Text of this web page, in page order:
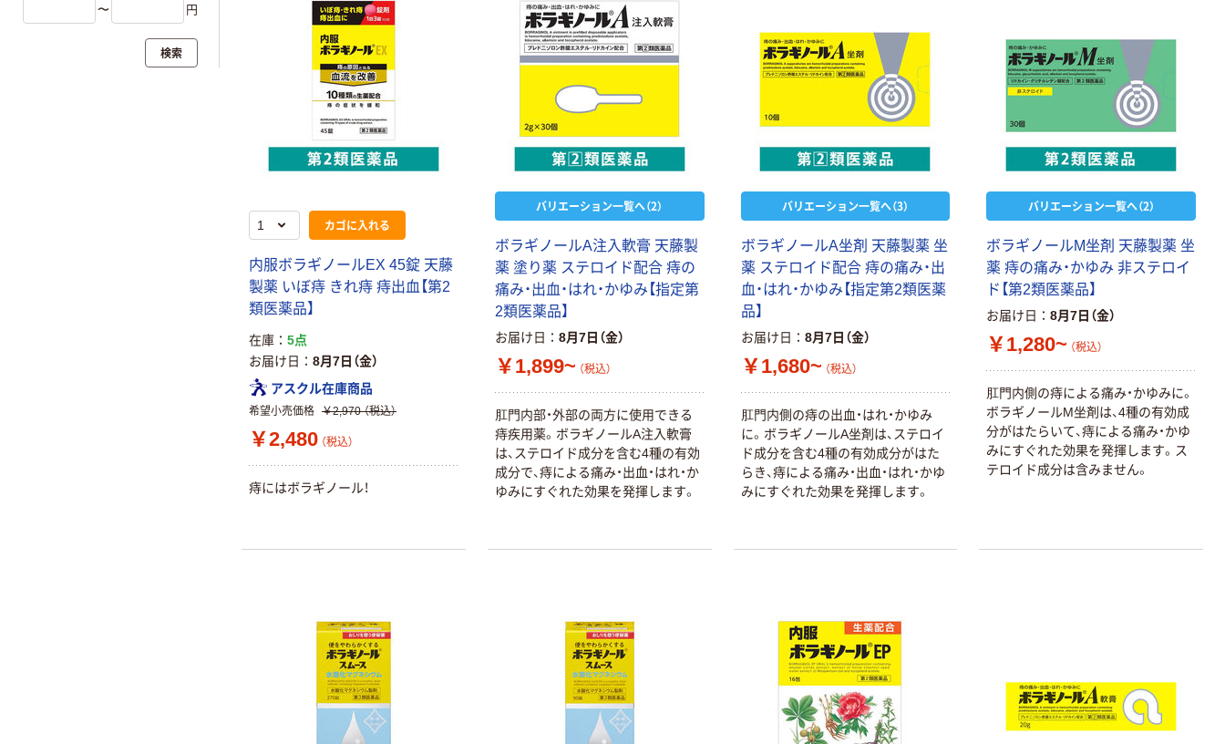
カゴに入れる
内服ボラギノールEX 45錠 天藤
製薬 いぼ痔 きれ痔 痔出血【第2
類医薬品】
在庫
5点
お届け日
8月7日（金）
アスクル在庫商品
希望小売価格 ￥2,970 （税込）
￥2,480 （税込）
痔にはボラギノール！
バリエーション一覧へ（2）
ボラギノールA注入軟膏 天藤製
薬 塗り薬 ステロイド配合 痔の
痛み・出血・はれ・かゆみ【指定第
2類医薬品】
お届け日 8月7日（金）
￥1,899~ （税込）
肛門内部・外部の両方に使用できる
痔疾用薬。ボラギノールA注入軟膏
は、ステロイド成分を含む4種の有効
成分で、痔による痛み・出血・はれ・か
ゆみにすぐれた効果を発揮します。
バリエーション一覧へ（3）
ボラギノールA坐剤 天藤製薬 坐
薬 ステロイド配合 痔の痛み・出
血・はれ・かゆみ【指定第2類医薬
品】
お届け日 8月7日（金）
￥1,680~ （税込）
肛門内側の痔の出血・はれ・かゆみ
に。ボラギノールA坐剤は、ステロイ
ド成分を含む4種の有効成分がはた
らき、痔による痛み・出血・はれ・かゆ
みにすぐれた効果を発揮します。
バリエーション一覧へ（2）
ボラギノールM坐剤 天藤製薬 坐
薬 痔の痛み・かゆみ 非ステロイ
ド【第2類医薬品】
お届け日 8月7日（金）
￥1,280~ （税込）
肛門内側の痔による痛み・かゆみに。
ボラギノールM坐剤は、4種の有効成
分がはたらいて、痔による痛み・かゆ
みにすぐれた効果を発揮します。ス
テロイド成分は含みません。
〜 円
検索